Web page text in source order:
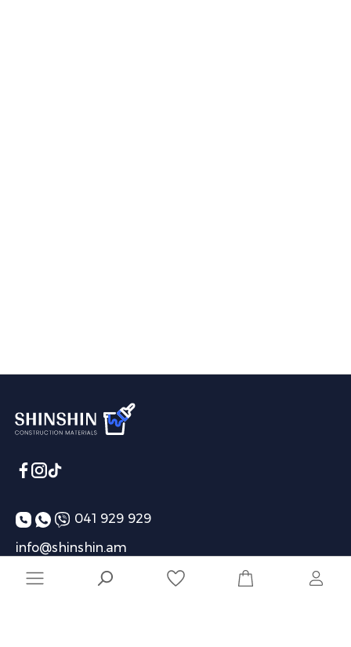
041 929 929
info@shinshin.am
Առաքման ժամեր՝ 10:00-19:00